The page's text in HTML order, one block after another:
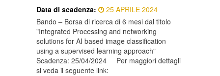
Data di scadenza:
25 APRILE 2024
Bando – Borsa di ricerca di 6 mesi dal titolo
"Integrated Processing and networking
solutions for AI based image classification
using a supervised learning approach"
Scadenza: 25/04/2024 Per maggiori dettagli
si veda il seguente link: